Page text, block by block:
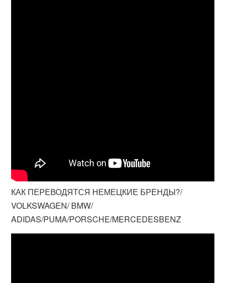
КАК ПЕРЕВОДЯТСЯ НЕМЕЦКИЕ БРЕНДЫ?/
VOLKSWAGEN/ BMW/
ADIDAS/PUMA/PORSCHE/MERCEDESBENZ